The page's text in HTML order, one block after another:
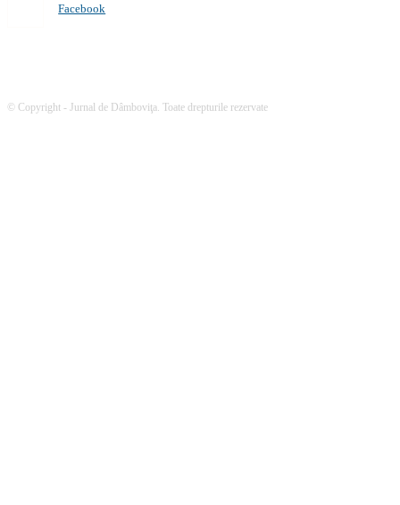
Facebook
© Copyright - Jurnal de Dâmboviţa. Toate drepturile rezervate